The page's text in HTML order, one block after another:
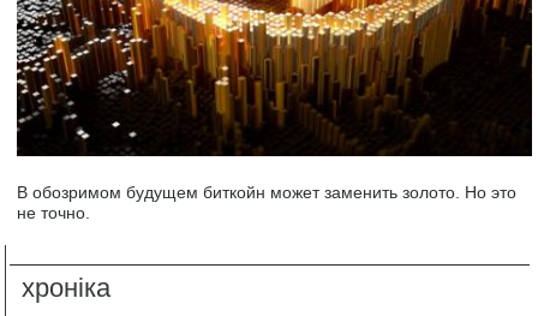
В обозримом будущем биткойн может заменить золото. Но это
не точно.
хроніка